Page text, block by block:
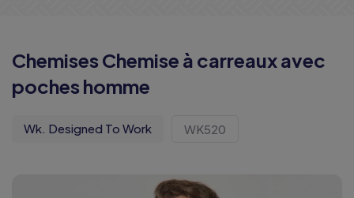
Chemises Chemise à carreaux avec
poches homme
Wk. Designed To Work WK520